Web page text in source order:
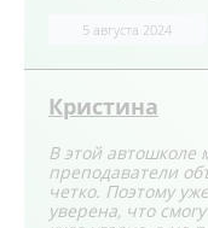
5 августа 2024
Кристина
В этой автошколе
преподаватели
четко. Поэтому
уверена, что